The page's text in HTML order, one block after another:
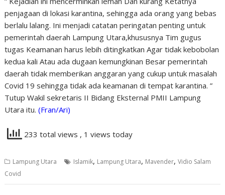
penjagaan di lokasi karantina, sehingga ada orang yang bebas
berlalu lalang. Ini menjadi catatan peringatan penting untuk
pemerintah daerah Lampung Utara,khususnya Tim gugus
tugas Keamanan harus lebih ditingkatkan Agar tidak kebobolan
kedua kali Atau ada dugaan kemungkinan Besar pemerintah
daerah tidak memberikan anggaran yang cukup untuk masalah
Covid 19 sehingga tidak ada keamanan di tempat karantina. ”
Tutup Wakil sekretaris II Bidang Eksternal PMII Lampung
Utara itu.(Fran/Ari)
233 total views , 1 views today
Lampung Utara Islamik, Lampung Utara, Mavender,Vidio Salam
Covid